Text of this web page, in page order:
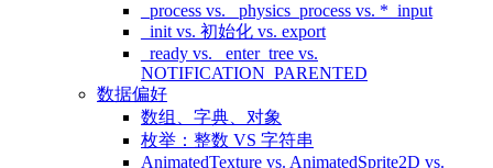
_process vs. _physics_process vs. *_input
_init vs. 初始化 vs. export
_ready vs. _enter_tree vs.
NOTIFICATION_PARENTED
数据偏好
数组、字典、对象
枚举：整数 VS 字符串
AnimatedTexture vs. AnimatedSprite2D vs.